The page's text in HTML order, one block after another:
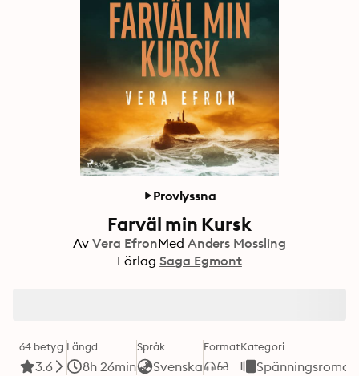
Provlyssna
Farväl min Kursk
Av Vera EfronMed Anders Mossling
Förlag Saga Egmont
64 betyg
3.6
Längd
8h 26min
Språk
Svenska
FormatKategori